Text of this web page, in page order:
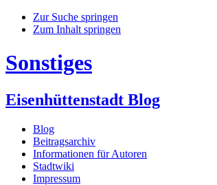
Zur Suche springen
Zum Inhalt springen
Sonstiges
Eisenhüttenstadt Blog
Blog
Beitragsarchiv
Informationen für Autoren
Stadtwiki
Impressum